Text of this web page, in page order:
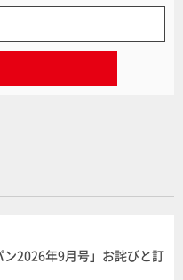
ン2026年9月号」お詫びと訂